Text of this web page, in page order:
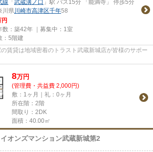
線 「武蔵溝ノ口 」駅 バス15分 「能満寺」 停歩5分
川県川崎市高津区千年58
円
数：築42年 ｜募集中： 1室
：5階建
賃貸は地域密着のトラスト武蔵新城店が皆様のサポー
8万円
(管理費・共益費 2,000円)
敷：1ヶ月｜礼：0ヶ月
所在階：2階
間取り：2DK
面積：40.00㎡
オンズマンション武蔵新城第2